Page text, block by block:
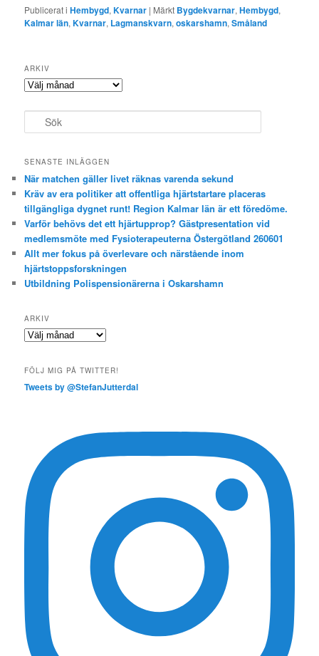
Publicerat i Hembygd,Kvarnar | Märkt Bygdekvarnar,Hembygd,
Kalmar län,Kvarnar, Lagmanskvarn,oskarshamn,Småland
ARKIV
Arkiv
ö
SENASTE INLÄGGEN
När matchen gäller livet räknas varenda sekund
Kräv av era politiker att offentliga hjärtstartare placeras
tillgängliga dygnet runt! Region Kalmar län är ett föredöme.
Varför behövs det ett hjärtupprop? Gästpresentation vid
medlemsmöte med Fysioterapeuterna Östergötland 260601
Allt mer fokus på överlevare och närstående inom
hjärtstoppsforskningen
Utbildning Polispensionärerna i Oskarshamn
ARKIV
Arkiv
FÖLJ MIG PÅ TWITTER!
Tweets by @StefanJutterdal